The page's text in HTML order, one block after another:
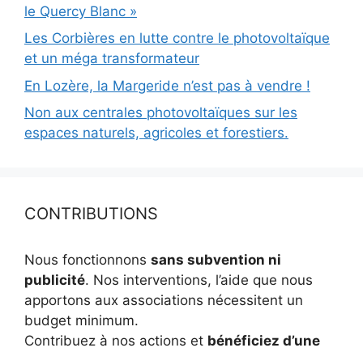
le Quercy Blanc »
Les Corbières en lutte contre le photovoltaïque
et un méga transformateur
En Lozère, la Margeride n’est pas à vendre !
Non aux centrales photovoltaïques sur les
espaces naturels, agricoles et forestiers.
CONTRIBUTIONS
Nous fonctionnons sans subvention ni
publicité. Nos interventions, l’aide que nous
apportons aux associations nécessitent un
budget minimum.
Contribuez à nos actions et bénéficiez d’une